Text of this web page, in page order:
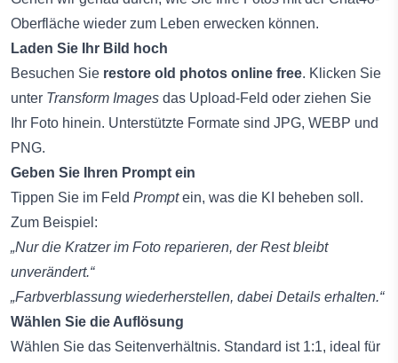
Oberfläche wieder zum Leben erwecken können.
Laden Sie Ihr Bild hoch
Besuchen Sie restore old photos online free. Klicken Sie
unter Transform Images das Upload-Feld oder ziehen Sie
Ihr Foto hinein. Unterstützte Formate sind JPG, WEBP und
PNG.
Geben Sie Ihren Prompt ein
Tippen Sie im Feld Promptein, was die KI beheben soll.
Zum Beispiel:
„Nur die Kratzer im Foto reparieren, der Rest bleibt
unverändert.“
„Farbverblassung wiederherstellen, dabei Details erhalten.“
Wählen Sie die Auflösung
Wählen Sie das Seitenverhältnis. Standard ist 1:1, ideal für